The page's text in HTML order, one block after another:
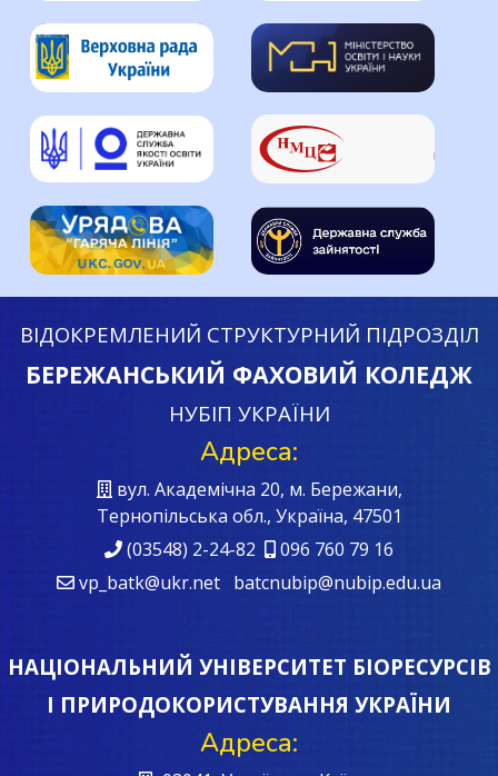
ВІДОКРЕМЛЕНИЙ СТРУКТУРНИЙ ПІДРОЗДІЛ
БЕРЕЖАНСЬКИЙ ФАХОВИЙ КОЛЕДЖ
НУБІП УКРАЇНИ
Адреса:
вул. Академічна 20, м. Бережани,
Тернопільська обл., Україна, 47501
(03548) 2-24-82
096 760 79 16
vp_batk@ukr.net batcnubip@nubip.edu.ua
НАЦІОНАЛЬНИЙ УНІВЕРСИТЕТ БІОРЕСУРСІВ
І ПРИРОДОКОРИСТУВАННЯ УКРАЇНИ
Адреса: